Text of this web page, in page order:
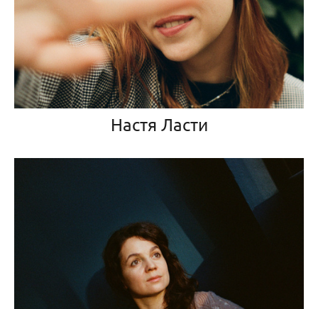
Настя Ласти